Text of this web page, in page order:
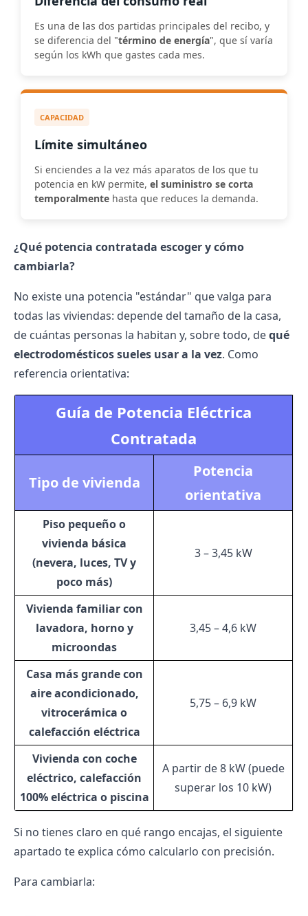
Es una de las dos partidas principales del recibo, y
se diferencia del "término de energía", que sí varía
según los kWh que gastes cada mes.
CAPACIDAD
Límite simultáneo
Si enciendes a la vez más aparatos de los que tu
potencia en kW permite, el suministro se corta
temporalmente hasta que reduces la demanda.
¿Qué potencia contratada escoger y cómo
cambiarla?
No existe una potencia "estándar" que valga para
todas las viviendas: depende del tamaño de la casa,
de cuántas personas la habitan y, sobre todo, dequé
electrodomésticos sueles usar a la vez. Como
referencia orientativa:
Guía de Potencia Eléctrica
Contratada
Tipo de vivienda
Potencia
orientativa
Piso pequeño o
vivienda básica
(nevera, luces, TV y
poco más)
3 – 3,45 kW
Vivienda familiar con
lavadora, horno y
microondas
3,45 – 4,6 kW
Casa más grande con
aire acondicionado,
vitrocerámica o
calefacción eléctrica
5,75 – 6,9 kW
Vivienda con coche
eléctrico, calefacción
100% eléctrica o piscina
A partir de 8 kW (puede
superar los 10 kW)
Si no tienes claro en qué rango encajas, el siguiente
apartado te explica cómo calcularlo con precisión.
Para cambiarla: